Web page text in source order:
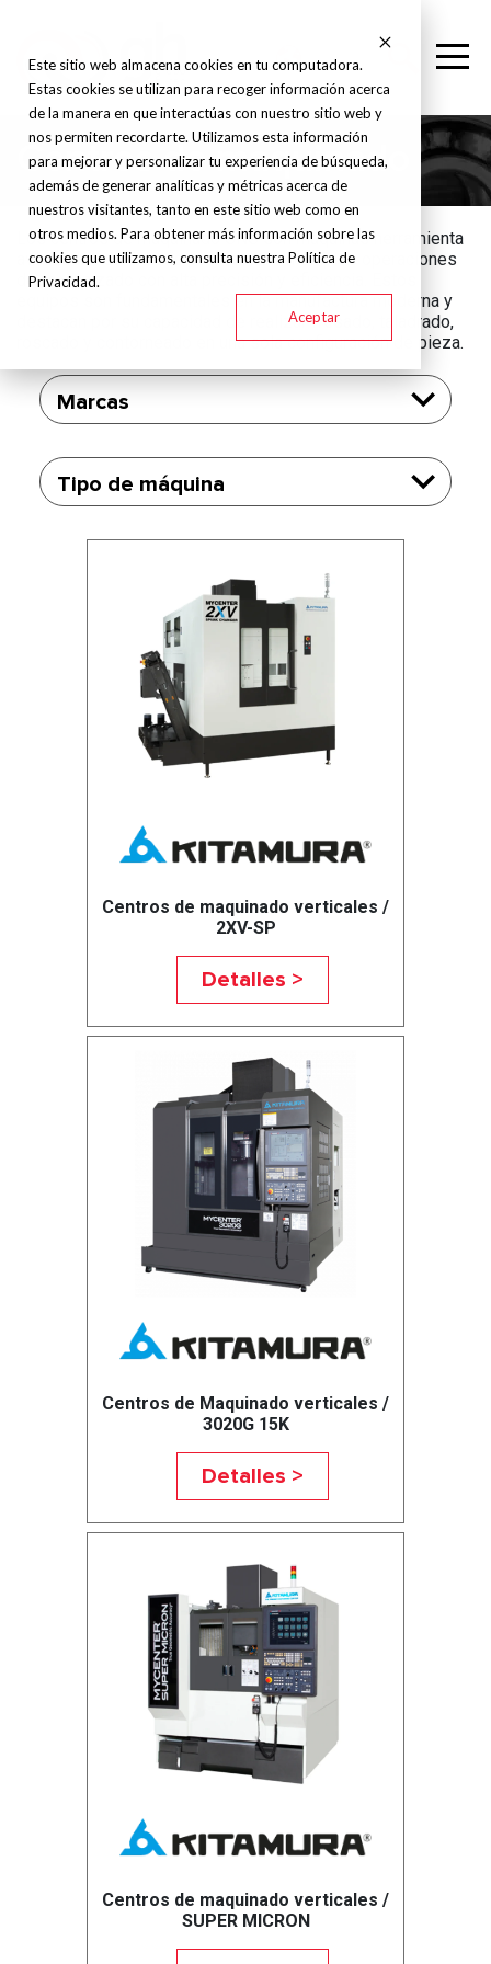
Este sitio web almacena cookies en tu computadora.
Estas cookies se utilizan para recoger información acerca
de la manera en que interactúas con nuestro sitio web y
nos permiten recordarte. Utilizamos esta información
para mejorar y personalizar tu experiencia de búsqueda,
además de generar analíticas y métricas acerca de
nuestros visitantes, tanto en este sitio web como en
otros medios. Para obtener más información sobre las
cookies que utilizamos, consulta nuestra Política de
Privacidad.
Aceptar
Centros de maquinado
Los centros de maquinado CNC son máquinas herramienta
avanzadas diseñadas para realizar múltiples operaciones
de mecanizado con alta precisión y eficiencia. Estos
equipos son fundamentales en la manufactura moderna y
destacan por su capacidad de realizar fresado, taladrado,
roscado y contorneado en una sola configuración de pieza.
Marcas
Tipo de máquina
Centros de maquinado verticales /
2XV-SP
Detalles >
Centros de Maquinado verticales /
3020G 15K
Detalles >
Centros de maquinado verticales /
SUPER MICRON